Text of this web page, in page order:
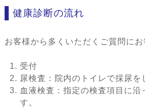
健康診断の流れ
お客様から多くいただくご質問にお
受付
尿検査：院内のトイレで採尿を
血液検査：指定の検査項目に沿
す。